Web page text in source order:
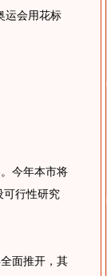
运会用花标
今年本市将
可行性研究
面推开，其